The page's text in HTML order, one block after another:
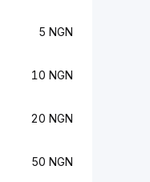
5 NGN
10 NGN
20 NGN
50 NGN